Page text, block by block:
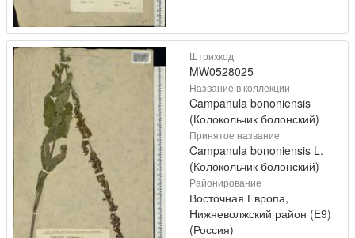
Штрихкод
MW0528025
Название в коллекции
Campanula bononiensis
(Колокольчик болонский)
Принятое название
Campanula bononiensis L.
(Колокольчик болонский)
Районирование
Восточная Европа,
Нижневолжский район (E9)
(Россия)